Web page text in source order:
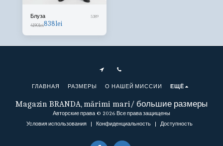
Блуза 5389
4190lei838lei
Magazin BRANDA, mărimi mari/ большие размеры
Авторские права © 2026 Все права защищены
Условия использования | Конфиденциальность | Доступность
ГЛАВНАЯ РАЗМЕРЫ О НАШЕЙ МИССИИ ЕЩЁ